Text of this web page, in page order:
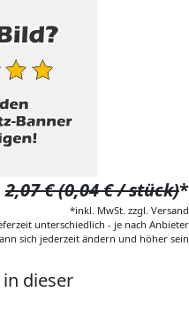
2,07 € (0,04 € / stück)*
*inkl. MwSt. zzgl. Versand
unterschiedlich - je nach Anbieter
sich jederzeit ändern und höher sein
in dieser